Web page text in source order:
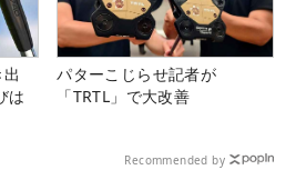
は
パターこじらせ記者が
「TRTL」で大改善
Recommended by